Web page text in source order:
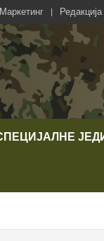
Маркетинг Редакција